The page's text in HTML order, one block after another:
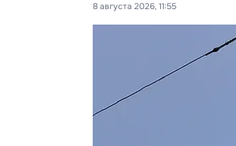
8 августа 2026, 11:55